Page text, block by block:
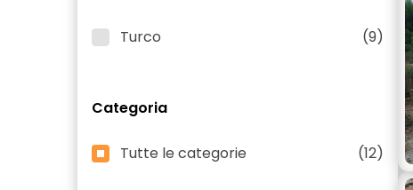
Turco (9)
Categoria
Tutte le categorie (12)